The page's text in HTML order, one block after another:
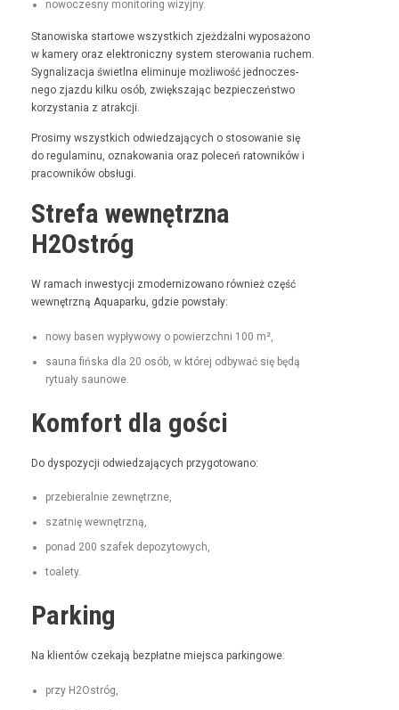
nowoczes­ny mon­i­tor­ing wizyjny.
Stanowiska star­towe wszys­t­kich zjeżdżal­ni wyposażono
w kamery oraz elek­tron­iczny sys­tem sterowa­nia ruchem.
Syg­nal­iza­c­ja świ­etl­na elimin­u­je możli­wość jed­noczes­
nego zjaz­du kilku osób, zwięk­sza­jąc bez­pieczeńst­wo
korzys­ta­nia z atrakcji.
Prosimy wszys­t­kich odwiedza­ją­cych o stosowanie się
do reg­u­laminu, oznakowa­nia oraz pole­ceń ratown­ików i
pra­cown­ików obsługi.
Strefa wewnętrzna
H2Ostróg
W ramach inwest­y­cji zmod­ern­i­zowano również część
wewnętrzną Aqua­parku, gdzie powstały:
nowy basen wypły­wowy o powierzch­ni 100 m²,
sauna fińs­ka dla 20 osób, w której odby­wać się będą
rytu­ały saunowe.
Komfort dla gości
Do dys­pozy­cji odwiedza­ją­cych przygotowano:
prze­bier­al­nie zewnętrzne,
szat­nię wewnętrzną,
pon­ad 200 szafek depozytowych,
toale­ty.
Parking
Na klien­tów czeka­ją bezpłatne miejs­ca parkingowe:
przy H2Ostróg,